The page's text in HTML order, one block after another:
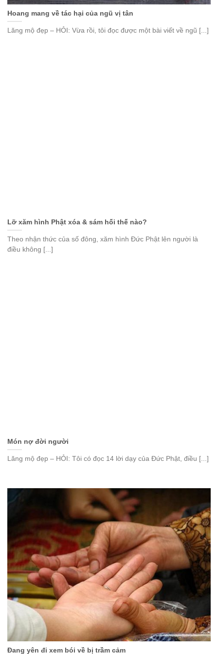
Hoang mang về tác hại của ngũ vị tân
Lăng mộ đẹp – HỎI: Vừa rồi, tôi đọc được một bài viết về ngũ [...]
Lỡ xăm hình Phật xóa & sám hối thế nào?
Theo nhận thức của số đông, xăm hình Đức Phật lên người là
điều không [...]
Món nợ đời người
Lăng mộ đẹp – HỎI: Tôi có đọc 14 lời dạy của Đức Phật, điều [...]
Ðang yên đi xem bói về bị trầm cảm